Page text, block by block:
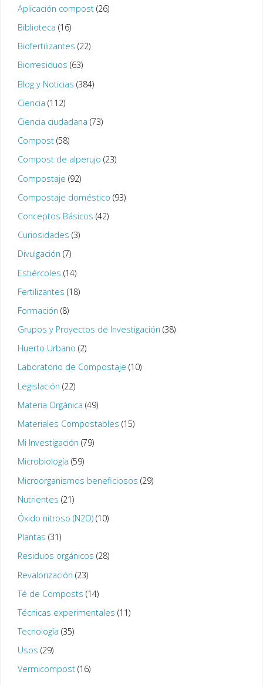
Aplicación compost(26)
Biblioteca (16)
Biofertilizantes (22)
Biorresiduos (63)
Blog y Noticias (384)
Ciencia (112)
Ciencia ciudadana (73)
Compost(58)
Compost de alperujo (23)
Compostaje (92)
Compostaje doméstico (93)
Conceptos Básicos (42)
Curiosidades (3)
Divulgación (7)
Estiércoles (14)
Fertilizantes (18)
Formación (8)
Grupos y Proyectos de Investigación (38)
Huerto Urbano (2)
Laboratorio de Compostaje (10)
Legislación (22)
Materia Orgánica (49)
Materiales Compostables (15)
Mi Investigación (79)
Microbiología (59)
Microorganismos beneficiosos (29)
Nutrientes (21)
Óxido nitroso (N2O)(10)
Plantas (31)
Residuos orgánicos (28)
Revalorización (23)
Té de Composts (14)
Técnicas experimentales (11)
Tecnología (35)
Usos (29)
Vermicompost(16)